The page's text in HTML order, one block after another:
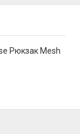
Рюкзак Mesh